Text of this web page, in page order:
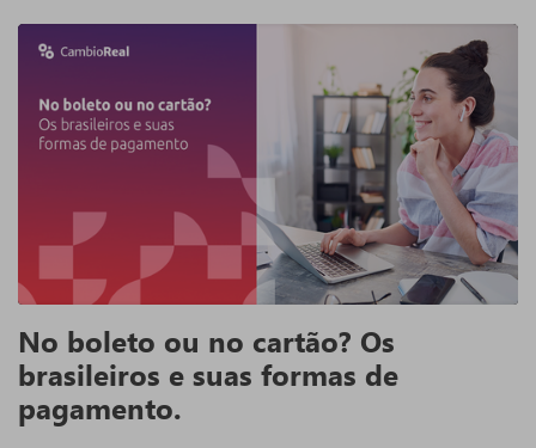
No boleto ou no cartão? Os
brasileiros e suas formas de
pagamento.